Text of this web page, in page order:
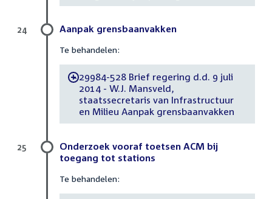
Aanpak grensbaanvakken
Te behandelen:
-29984-528 Brief regering d.d. 9 juli
2014 - W.J. Mansveld,
staatssecretaris van Infrastructuur
en Milieu Aanpak grensbaanvakken
24
Onderzoek vooraf toetsen ACM bij
toegang tot stations
Te behandelen:
25